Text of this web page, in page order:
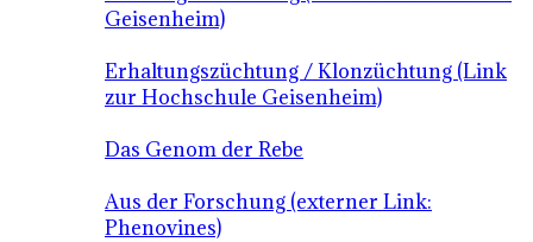
Geisenheim)
Erhaltungszüchtung / Klonzüchtung (Link
zur Hochschule Geisenheim)
Das Genom der Rebe
Aus der Forschung (externer Link:
Phenovines)